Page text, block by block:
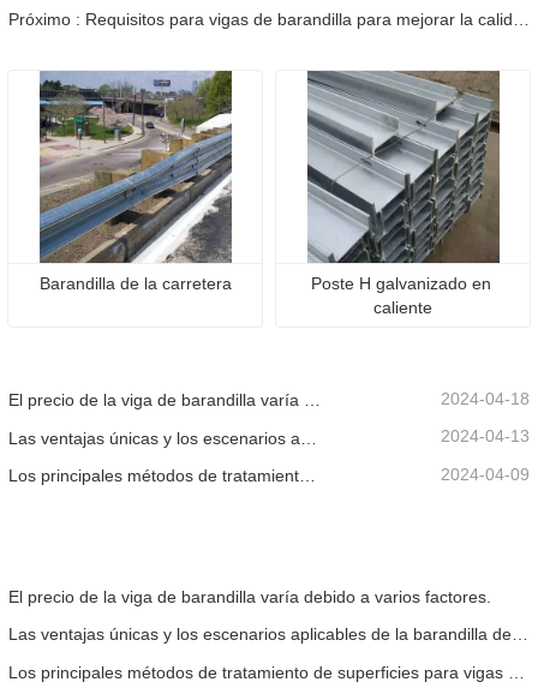
Barandilla de la carretera
Poste H galvanizado en
caliente
El precio de la viga de barandilla varía debido a varios factores. 2024-04-18
2024-04-13
2024-04-09
El precio de la viga de barandilla varía debido a varios factores.
Las ventajas únicas y los escenarios aplicables de la barandilla de la carretera.